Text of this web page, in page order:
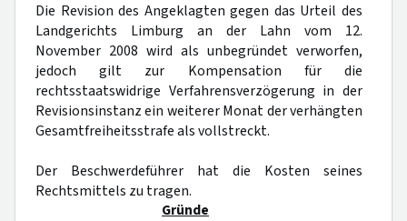
Die Revision des Angeklagten gegen das Urteil des
Landgerichts Limburg an der Lahn vom 12.
November 2008 wird als unbegründet verworfen,
jedoch gilt zur Kompensation für die
rechtsstaatswidrige Verfahrensverzögerung in der
Revisionsinstanz ein weiterer Monat der verhängten
Gesamtfreiheitsstrafe als vollstreckt.
Der Beschwerdeführer hat die Kosten seines
Rechtsmittels zu tragen.
Gründe